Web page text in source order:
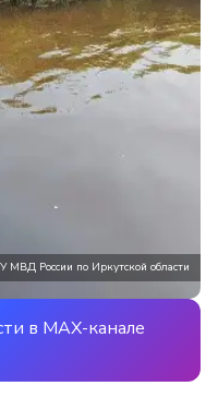
МВД России по Иркутской области
в MAX-канале